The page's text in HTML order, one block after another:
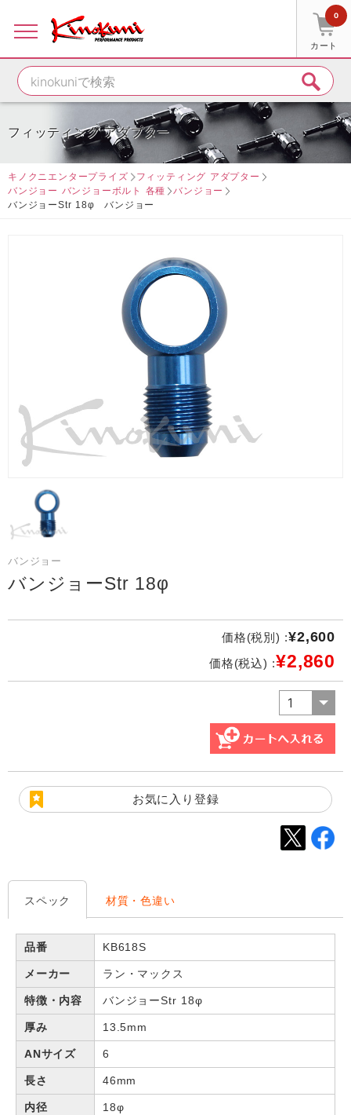
カート
0
フィッティング アダプター
キノクニエンタープライズ
フィッティング アダプター
バンジョー バンジョーボルト 各種
バンジョー
バンジョーStr 18φ バンジョー
バンジョー
バンジョーStr 18φ
価格(税別) :¥2,600
価格(税込) :¥2,860
お気に入り登録
スペック 材質・色違い
品番 KB618S
メーカー ラン・マックス
特徴・内容 バンジョーStr 18φ
厚み 13.5mm
ANサイズ 6
長さ 46mm
内径 18φ